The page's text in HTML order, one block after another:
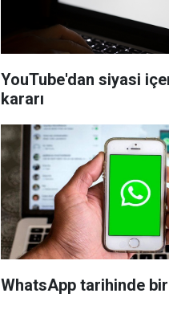
YouTube'dan siyasi
kararı
WhatsApp tarihinde